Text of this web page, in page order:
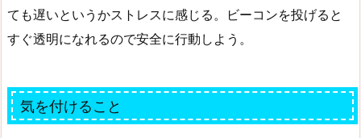
ても遅いというかストレスに感じる。ビーコンを投げると
すぐ透明になれるので安全に行動しよう。
気を付けること